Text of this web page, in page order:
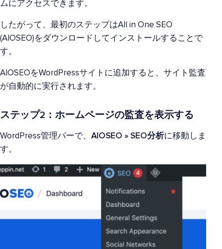
ムにアクセスできます。
したがって、最初のステップはAll in One SEO
(AIOSEO)をダウンロードしてインストールすることで
す。
AIOSEOをWordPressサイトに追加すると、サイト監査
が自動的に実行されます。
ステップ2：ホームページの監査を表示する
WordPress管理バーで、 AIOSEO » SEO分析に移動しま
す。